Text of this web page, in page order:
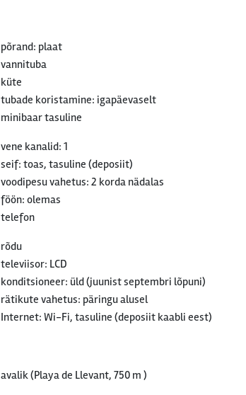
põrand: plaat
vannituba
küte
tubade koristamine: igapäevaselt
minibaar tasuline
vene kanalid: 1
seif: toas, tasuline (deposiit)
voodipesu vahetus: 2 korda nädalas
föön: olemas
telefon
rõdu
televiisor: LCD
konditsioneer: üld (juunist septembri lõpuni)
rätikute vahetus: päringu alusel
Internet: Wi-Fi, tasuline (deposiit kaabli eest)
avalik (Playa de Llevant, 750 m )